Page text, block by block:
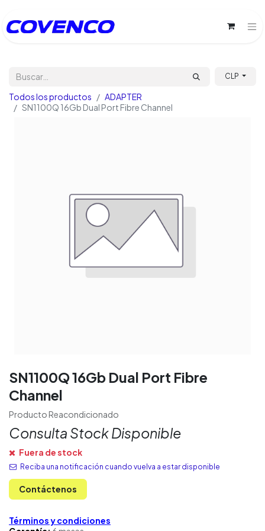
CLP
Todos los productos
ADAPTER
SN1100Q 16Gb Dual Port Fibre Channel
SN1100Q 16Gb Dual Port Fibre
Channel
Producto Reacondicionado
Consulta Stock Disponible
Fuera de stock
Reciba una notificación cuando vuelva a estar disponible
Contáctenos
Términos y condiciones